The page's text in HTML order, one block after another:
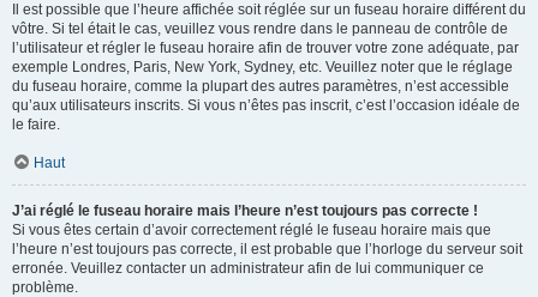
Il est possible que l’heure affichée soit réglée sur un fuseau horaire différent du
vôtre. Si tel était le cas, veuillez vous rendre dans le panneau de contrôle de
l’utilisateur et régler le fuseau horaire afin de trouver votre zone adéquate, par
exemple Londres, Paris, New York, Sydney, etc. Veuillez noter que le réglage
du fuseau horaire, comme la plupart des autres paramètres, n’est accessible
qu’aux utilisateurs inscrits. Si vous n’êtes pas inscrit, c’est l’occasion idéale de
le faire.
Haut
J’ai réglé le fuseau horaire mais l’heure n’est toujours pas correcte !
Si vous êtes certain d’avoir correctement réglé le fuseau horaire mais que
l’heure n’est toujours pas correcte, il est probable que l’horloge du serveur soit
erronée. Veuillez contacter un administrateur afin de lui communiquer ce
problème.